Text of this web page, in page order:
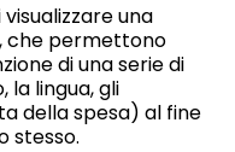
una
che permettono
di una serie di
la lingua, gli
della spesa) al fine
stesso.